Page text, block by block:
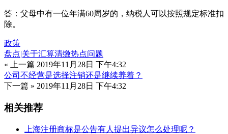
答：父母中有一位年满60周岁的，纳税人可以按照规定标准扣
除。
政策
盘点|关于汇算清缴热点问题
« 上一篇 2019年11月28日 下午4:32
公司不经营是选择注销还是继续养着？
下一篇 » 2019年11月28日 下午4:32
相关推荐
上海注册商标是公告有人提出异议怎么处理呢？